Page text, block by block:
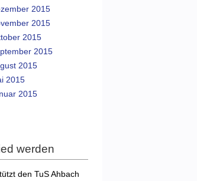
2015
2015
2015
2015
2015
2015
2015
werden
den TuS Ahbach